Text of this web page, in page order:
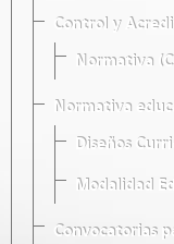
Control y
Normativa
Normativa
Diseños
Modalidad
Convocatorias